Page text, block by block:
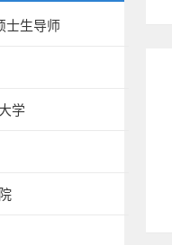
生导师
学